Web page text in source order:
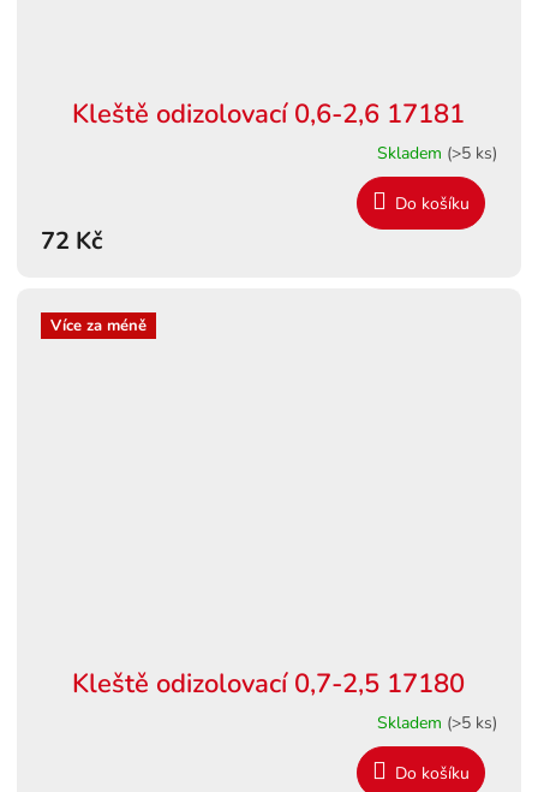
Kleště odizolovací 0,6-2,6 17181
Skladem (>5 ks)
72 Kč
Do košíku
Více za méně
Kleště odizolovací 0,7-2,5 17180
Skladem (>5 ks)
Do košíku